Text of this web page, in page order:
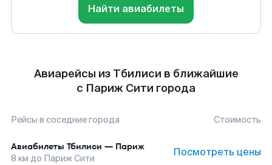
Найти авиабилеты
Авиарейсы из Тбилиси в ближайшие
с Париж Сити города
Рейсы в соседние города Стоимость
Авиабилеты Тбилиси — Париж
8 км до Париж Сити Посмотреть цены